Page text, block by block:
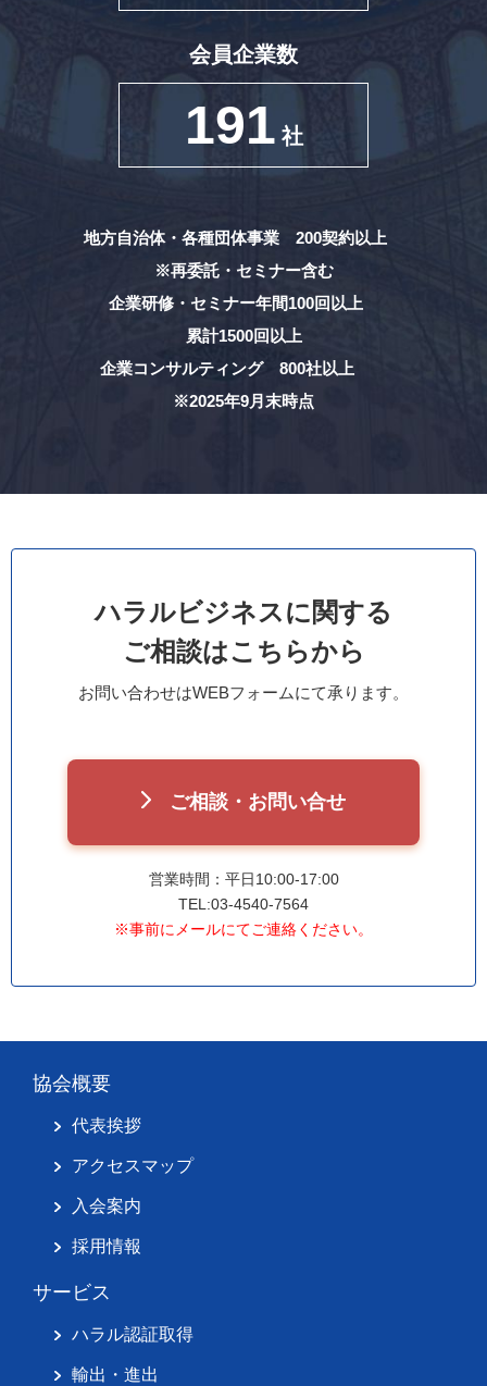
会員企業数
191 社
地方自治体・各種団体事業 200契約以上
※再委託・セミナー含む
企業研修・セミナー年間100回以上
累計1500回以上
企業コンサルティング 800社以上
※2025年9月末時点
ハラルビジネスに関する
ご相談はこちらから
お問い合わせはWEBフォームにて承ります。
ご相談・お問い合せ
営業時間：平日10:00-17:00
TEL:03-4540-7564
※事前にメールにてご連絡ください。
協会概要
代表挨拶
アクセスマップ
入会案内
採用情報
サービス
ハラル認証取得
輸出・進出